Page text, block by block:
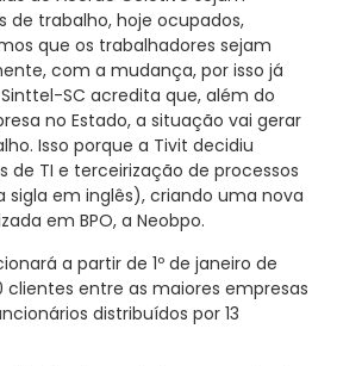
de trabalho, hoje ocupados,
que os trabalhadores sejam
com a mudança, por isso já
SC acredita que, além do
no Estado, a situação vai gerar
Isso porque a Tivit decidiu
de TI e terceirização de processos
sigla em inglês), criando uma nova
em BPO, a Neobpo.
a partir de 1º de janeiro de
clientes entre as maiores empresas
distribuídos por 13